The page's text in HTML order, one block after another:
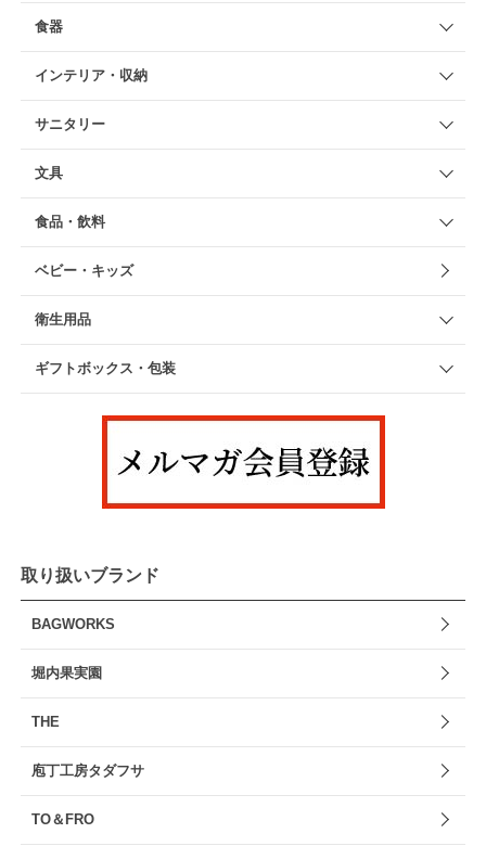
食器
インテリア・収納
サニタリー
文具
食品・飲料
ベビー・キッズ
衛生用品
ギフトボックス・包装
取り扱いブランド
BAGWORKS
堀内果実園
THE
庖丁工房タダフサ
TO＆FRO